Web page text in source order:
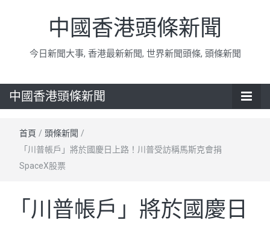
中國香港頭條新聞
今日新聞大事, 香港最新新聞, 世界新聞頭條, 頭條新聞
中國香港頭條新聞
首頁 / 頭條新聞 /
「川普帳戶」將於國慶日上路！川普受訪稱馬斯克會捐
SpaceX股票
「川普帳戶」將於國慶日